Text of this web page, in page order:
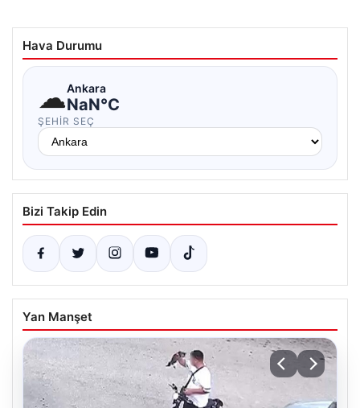
Hava Durumu
☁Ankara
NaN°C
ŞEHIR SEÇ
Bizi Takip Edin
Yan Manşet